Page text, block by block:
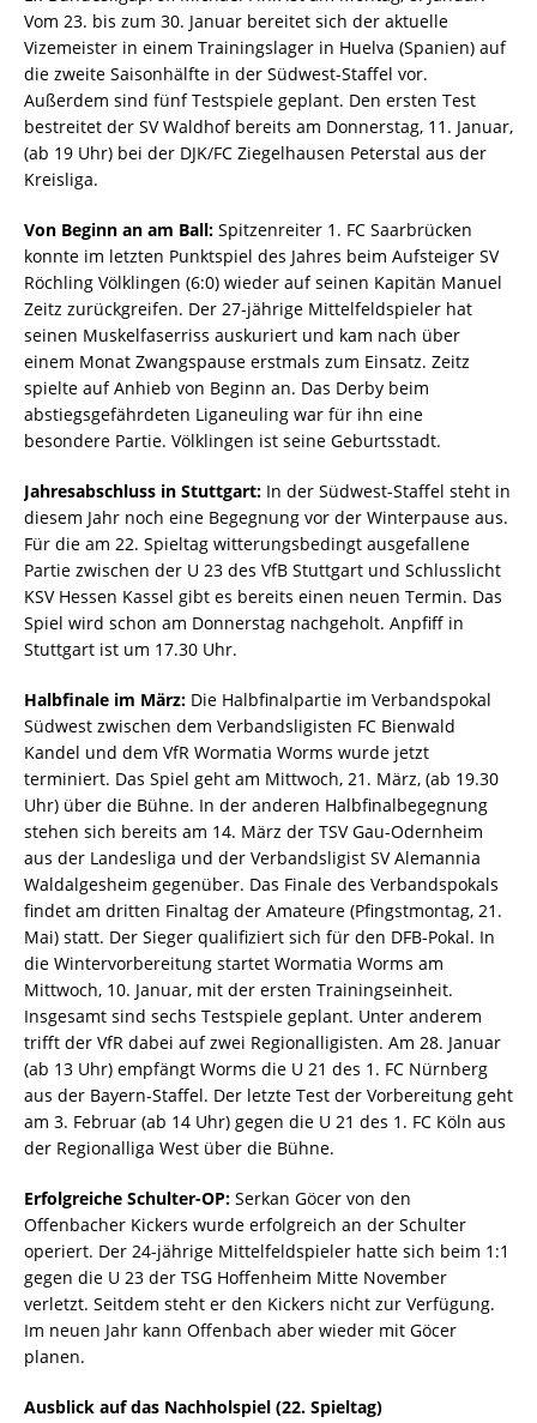
Vom 23. bis zum 30. Januar bereitet sich der aktuelle
Vizemeister in einem Trainingslager in Huelva (Spanien) auf
die zweite Saisonhälfte in der Südwest-Staffel vor.
Außerdem sind fünf Testspiele geplant. Den ersten Test
bestreitet der SV Waldhof bereits am Donnerstag, 11. Januar,
(ab 19 Uhr) bei der DJK/FC Ziegelhausen Peterstal aus der
Kreisliga.
Von Beginn an am Ball: Spitzenreiter 1. FC Saarbrücken
konnte im letzten Punktspiel des Jahres beim Aufsteiger SV
Röchling Völklingen (6:0) wieder auf seinen Kapitän Manuel
Zeitz zurückgreifen. Der 27-jährige Mittelfeldspieler hat
seinen Muskelfaserriss auskuriert und kam nach über
einem Monat Zwangspause erstmals zum Einsatz. Zeitz
spielte auf Anhieb von Beginn an. Das Derby beim
abstiegsgefährdeten Liganeuling war für ihn eine
besondere Partie. Völklingen ist seine Geburtsstadt.
Jahresabschluss in Stuttgart: In der Südwest-Staffel steht in
diesem Jahr noch eine Begegnung vor der Winterpause aus.
Für die am 22. Spieltag witterungsbedingt ausgefallene
Partie zwischen der U 23 des VfB Stuttgart und Schlusslicht
KSV Hessen Kassel gibt es bereits einen neuen Termin. Das
Spiel wird schon am Donnerstag nachgeholt. Anpfiff in
Stuttgart ist um 17.30 Uhr.
Halbfinale im März: Die Halbfinalpartie im Verbandspokal
Südwest zwischen dem Verbandsligisten FC Bienwald
Kandel und dem VfR Wormatia Worms wurde jetzt
terminiert. Das Spiel geht am Mittwoch, 21. März, (ab 19.30
Uhr) über die Bühne. In der anderen Halbfinalbegegnung
stehen sich bereits am 14. März der TSV Gau-Odernheim
aus der Landesliga und der Verbandsligist SV Alemannia
Waldalgesheim gegenüber. Das Finale des Verbandspokals
findet am dritten Finaltag der Amateure (Pfingstmontag, 21.
Mai) statt. Der Sieger qualifiziert sich für den DFB-Pokal. In
die Wintervorbereitung startet Wormatia Worms am
Mittwoch, 10. Januar, mit der ersten Trainingseinheit.
Insgesamt sind sechs Testspiele geplant. Unter anderem
trifft der VfR dabei auf zwei Regionalligisten. Am 28. Januar
(ab 13 Uhr) empfängt Worms die U 21 des 1. FC Nürnberg
aus der Bayern-Staffel. Der letzte Test der Vorbereitung geht
am 3. Februar (ab 14 Uhr) gegen die U 21 des 1. FC Köln aus
der Regionalliga West über die Bühne.
Erfolgreiche Schulter-OP: Serkan Göcer von den
Offenbacher Kickers wurde erfolgreich an der Schulter
operiert. Der 24-jährige Mittelfeldspieler hatte sich beim 1:1
gegen die U 23 der TSG Hoffenheim Mitte November
verletzt. Seitdem steht er den Kickers nicht zur Verfügung.
Im neuen Jahr kann Offenbach aber wieder mit Göcer
planen.
Ausblick auf das Nachholspiel (22. Spieltag)